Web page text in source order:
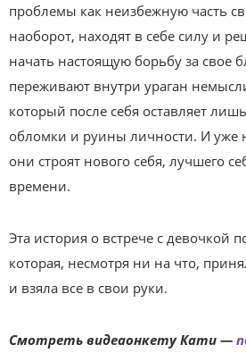
проблемы как неизбежную часть
наоборот, находят в себе силу и
начать настоящую борьбу за свое
переживают внутри ураган
который после себя оставляет
обломки и руины личности. И уже
они строят нового себя, лучшего
времени.
Эта история о встрече с девочкой
которая, несмотря ни на что,
и взяла все в свои руки.
Смотреть видеаонкету Кати —